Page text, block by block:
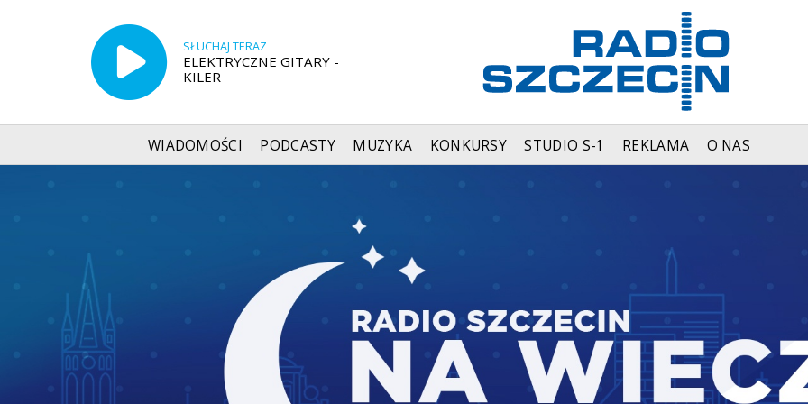
SŁUCHAJ TERAZ
ELEKTRYCZNE GITARY -
KILER
WIADOMOŚCI PODCASTY MUZYKA KONKURSY STUDIO S-1 REKLAMA O NAS